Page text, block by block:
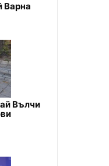
Варна
Вълчи